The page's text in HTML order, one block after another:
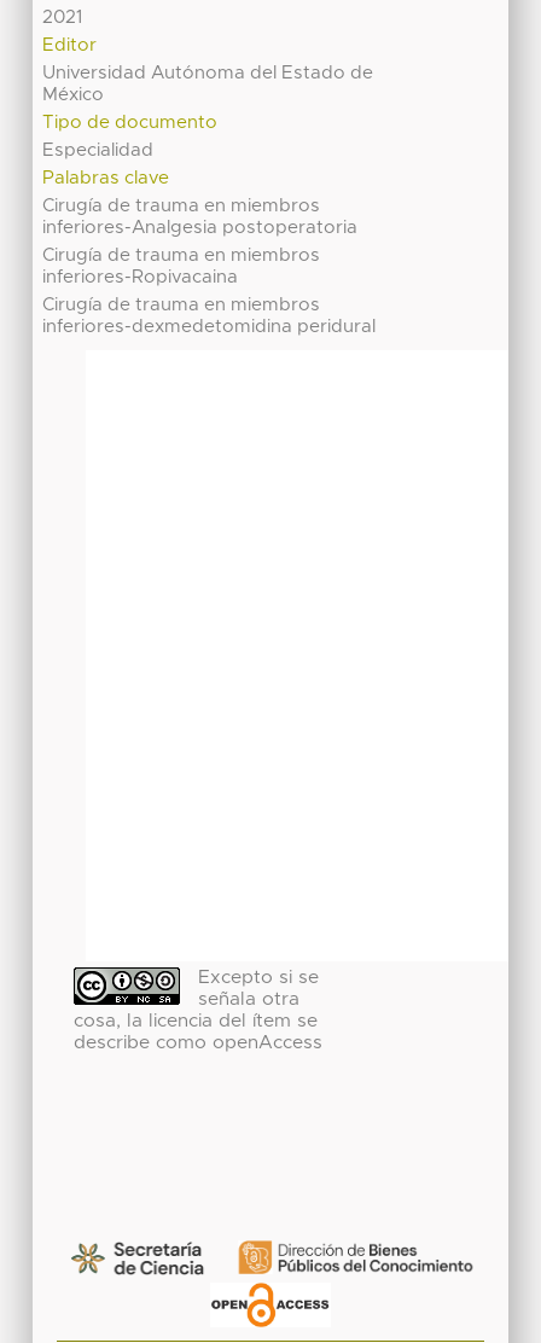
2021
Editor
Universidad Autónoma del Estado de
México
Tipo de documento
Especialidad
Palabras clave
Cirugía de trauma en miembros
inferiores-Analgesia postoperatoria
Cirugía de trauma en miembros
inferiores-Ropivacaina
Cirugía de trauma en miembros
inferiores-dexmedetomidina peridural
Excepto si se
señala otra
cosa, la licencia del ítem se
describe como openAccess